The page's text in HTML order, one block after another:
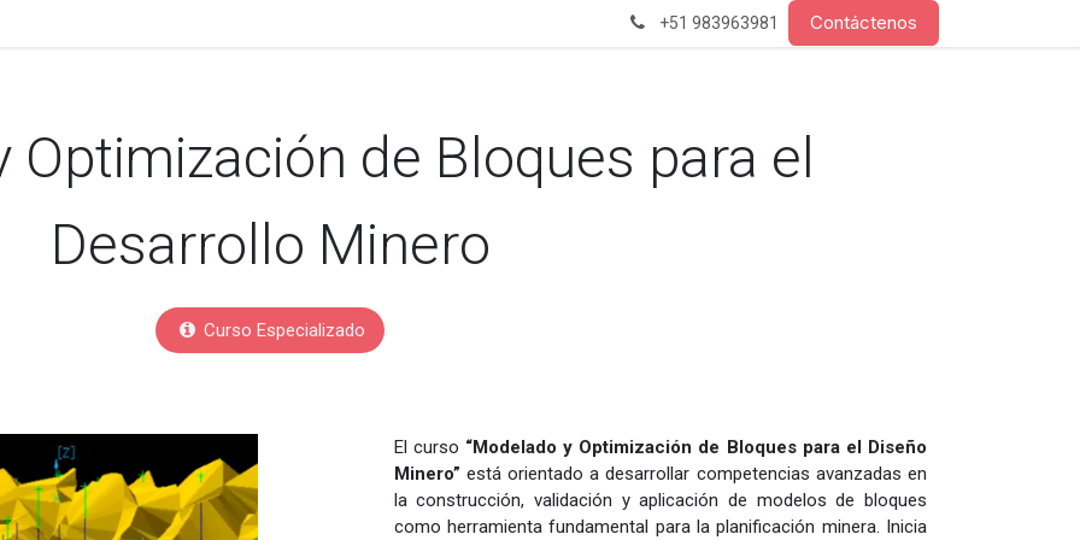
+51 983963981 Contáctenos
Optimización de Bloques para el
Desarrollo Minero
Curso Especializado
El curso “Modelado y Optimización de Bloques para el Diseño
Minero” está orientado a desarrollar competencias avanzadas en
la construcción, validación y aplicación de modelos de bloques
como herramienta fundamental para la planificación minera. Inicia